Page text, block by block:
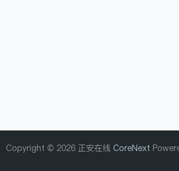
Copyright © 2026 正安在线 CoreNext